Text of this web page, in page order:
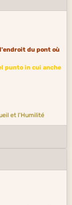
du pont où
punto in cui anche
et l'Humilité